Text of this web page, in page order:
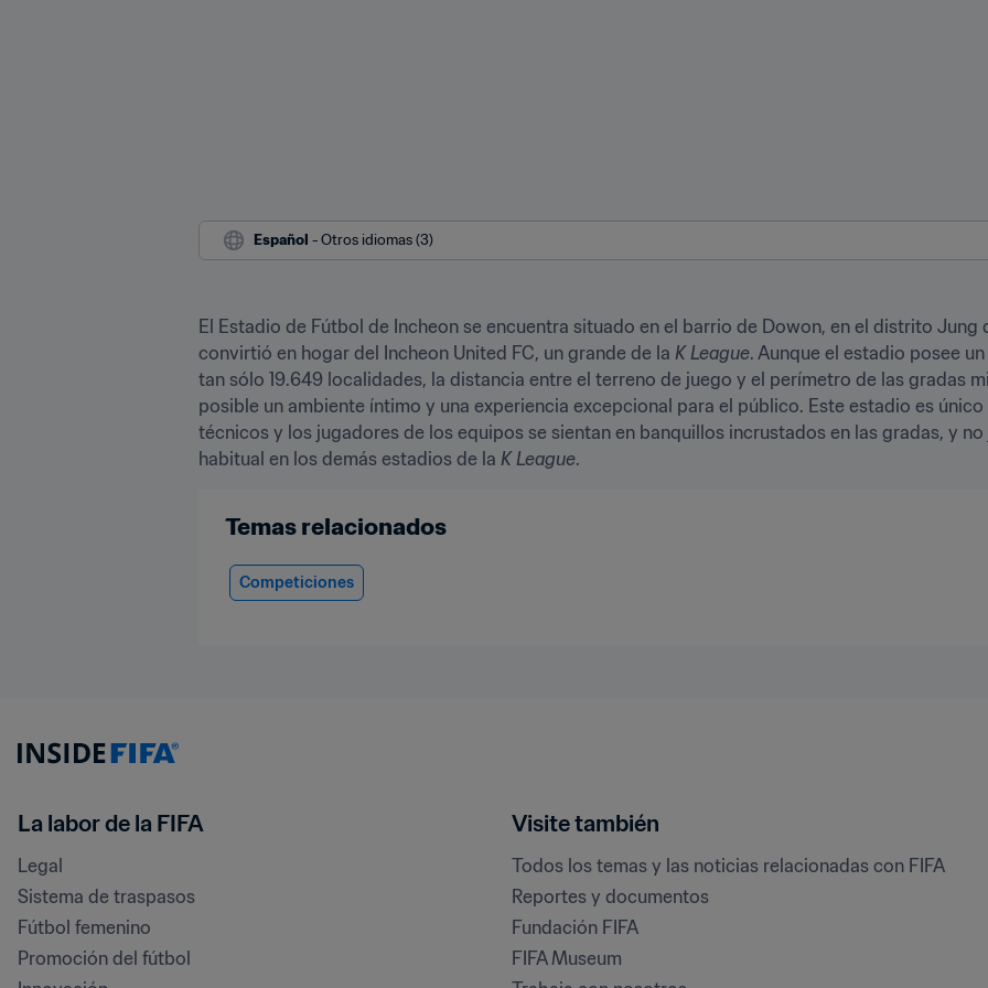
Español - Otros idiomas (3)
El Estadio de Fútbol de Incheon se encuentra situado en el barrio de Dowon, en el distrito Jung
convirtió en hogar del Incheon United FC, un grande de la K League. Aunque el estadio posee
tan sólo 19.649 localidades, la distancia entre el terreno de juego y el perímetro de las gradas
posible un ambiente íntimo y una experiencia excepcional para el público. Este estadio es
técnicos y los jugadores de los equipos se sientan en banquillos incrustados en las gradas, y
habitual en los demás estadios de la K League.
Temas relacionados
Competiciones
La labor de la FIFA
Legal
Sistema de traspasos
Fútbol femenino
Promoción del fútbol
Visite también
Todos los temas y las noticias relacionadas con FIFA
Reportes y documentos
Fundación FIFA
FIFA Museum